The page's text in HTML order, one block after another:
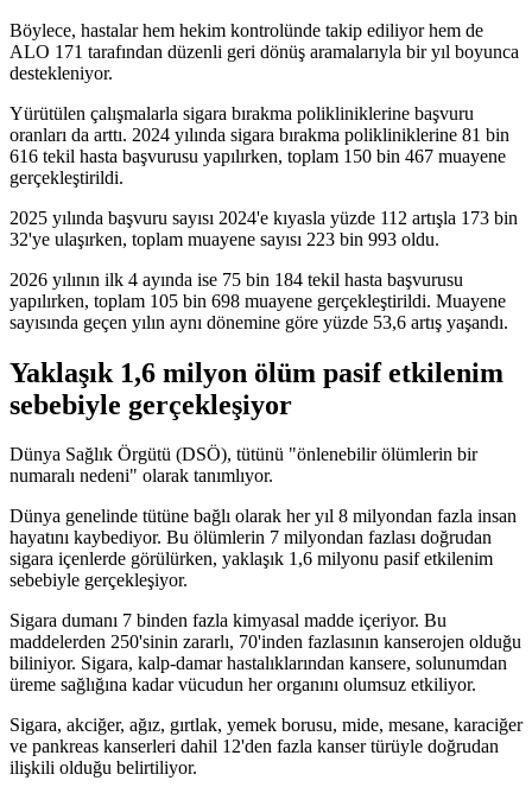
Böylece, hastalar hem hekim kontrolünde takip ediliyor hem de
ALO 171 tarafından düzenli geri dönüş aramalarıyla bir yıl boyunca
destekleniyor.
Yürütülen çalışmalarla sigara bırakma polikliniklerine başvuru
oranları da arttı. 2024 yılında sigara bırakma polikliniklerine 81 bin
616 tekil hasta başvurusu yapılırken, toplam 150 bin 467 muayene
gerçekleştirildi.
2025 yılında başvuru sayısı 2024'e kıyasla yüzde 112 artışla 173 bin
32'ye ulaşırken, toplam muayene sayısı 223 bin 993 oldu.
2026 yılının ilk 4 ayında ise 75 bin 184 tekil hasta başvurusu
yapılırken, toplam 105 bin 698 muayene gerçekleştirildi. Muayene
sayısında geçen yılın aynı dönemine göre yüzde 53,6 artış yaşandı.
Yaklaşık 1,6 milyon ölüm pasif etkilenim
sebebiyle gerçekleşiyor
Dünya Sağlık Örgütü (DSÖ), tütünü "önlenebilir ölümlerin bir
numaralı nedeni" olarak tanımlıyor.
Dünya genelinde tütüne bağlı olarak her yıl 8 milyondan fazla insan
hayatını kaybediyor. Bu ölümlerin 7 milyondan fazlası doğrudan
sigara içenlerde görülürken, yaklaşık 1,6 milyonu pasif etkilenim
sebebiyle gerçekleşiyor.
Sigara dumanı 7 binden fazla kimyasal madde içeriyor. Bu
maddelerden 250'sinin zararlı, 70'inden fazlasının kanserojen olduğu
biliniyor. Sigara, kalp-damar hastalıklarından kansere, solunumdan
üreme sağlığına kadar vücudun her organını olumsuz etkiliyor.
Sigara, akciğer, ağız, gırtlak, yemek borusu, mide, mesane, karaciğer
ve pankreas kanserleri dahil 12'den fazla kanser türüyle doğrudan
ilişkili olduğu belirtiliyor.